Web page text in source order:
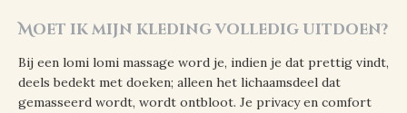
Moet ik mijn kleding volledig uitdoen?
Bij een lomi lomi massage word je, indien je dat prettig vindt,
deels bedekt met doeken; alleen het lichaamsdeel dat
gemasseerd wordt, wordt ontbloot. Je privacy en comfort